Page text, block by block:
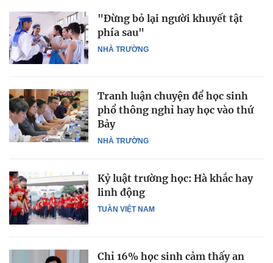
NHÀ TRƯỜNG
"Đừng bỏ lại người khuyết tật
phía sau"
NHÀ TRƯỜNG
Tranh luận chuyện để học sinh
phổ thông nghỉ hay học vào thứ
Bảy
TUẦN VIỆT NAM
Kỷ luật trường học: Hà khắc hay
linh động
Chỉ 16% học sinh cảm thấy an